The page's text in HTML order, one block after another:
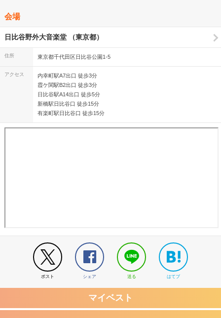
会場
日比谷野外大音楽堂 （東京都）
住所 東京都千代田区日比谷公園1-5
アクセス
内幸町駅A7出口 徒歩3分
霞ケ関駅B2出口 徒歩3分
日比谷駅A14出口 徒歩5分
新橋駅日比谷口 徒歩15分
有楽町駅日比谷口 徒歩15分
ポスト シェア 送る はてブ
マイベスト